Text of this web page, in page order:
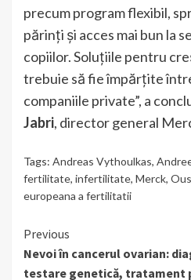
precum program flexibil,
părinți și acces mai bun la
copiilor. Soluțiile pentru
trebuie să fie împărțite
companiile private”, a
Jabri, director general
Tags: Andreas Vythoulkas,
fertilitate, infertilitate, Merck,
europeana a fertilitatii
Continue
Reading
Previous
Nevoi în cancerul ovarian:
testare genetică, tratament